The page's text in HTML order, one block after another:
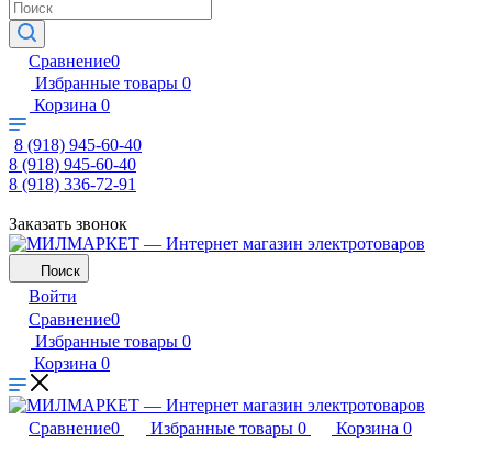
Сравнение0
Избранные товары 0
Корзина 0
8 (918) 945-60-40
8 (918) 945-60-40
8 (918) 336-72-91
Заказать звонок
Поиск
Войти
Сравнение0
Избранные товары 0
Корзина 0
Сравнение0 Избранные товары 0 Корзина 0